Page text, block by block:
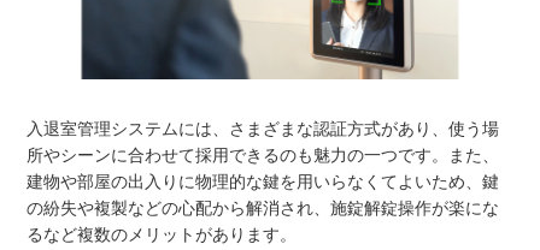
入退室管理システムには、さまざまな認証方式があり、使う場
所やシーンに合わせて採用できるのも魅力の一つです。また、
建物や部屋の出入りに物理的な鍵を用いらなくてよいため、鍵
の紛失や複製などの心配から解消され、施錠解錠操作が楽にな
るなど複数のメリットがあります。